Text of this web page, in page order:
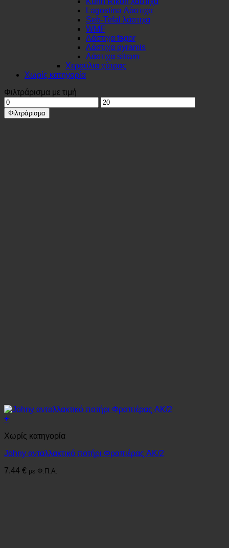
Lagostina Λάστιχα
Seb-Tefal λάστιχα
WMF
Λάστιχα fagor
Λάστιχα pyramis
Λάστιχα sitram
Χερούλια χύτρας
Χωρίς κατηγορία
Φιλτράρισμα με τιμή
Ελάχιστη
τιμή
Μέγιστη
τιμή
Φιλτράρισμα
+
Χωρίς κατηγορία
Johny ανταλλακτικό ποτήρι Φραπιέρας AK/2
7.44 € με Φ.Π.Α.